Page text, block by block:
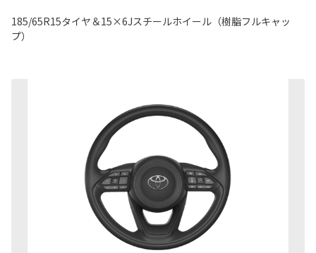
185/65R15タイヤ＆15×6Jスチールホイール（樹脂フルキャッ
プ）